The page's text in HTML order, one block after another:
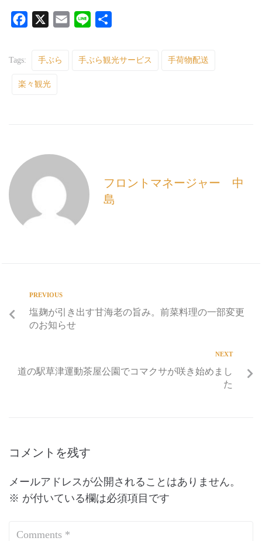
b
Tags: 手ぶら 手ぶら観光サービス 手荷物配送
楽々観光
フロントマネージャー 中
島
PREVIOUS
塩麹が引き出す甘海老の旨み。前菜料理の一部変更
のお知らせ
NEXT
道の駅草津運動茶屋公園でコマクサが咲き始めまし
た
コメントを残す
メールアドレスが公開されることはありません。
※ が付いている欄は必須項目です